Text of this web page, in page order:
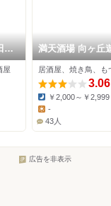
堤
屋
満天酒場 向ヶ丘
店
居酒屋、焼き鳥、も
3.06
Dinner:
￥2,000～￥2,999
Lunch:
-
43人
広告を非表示